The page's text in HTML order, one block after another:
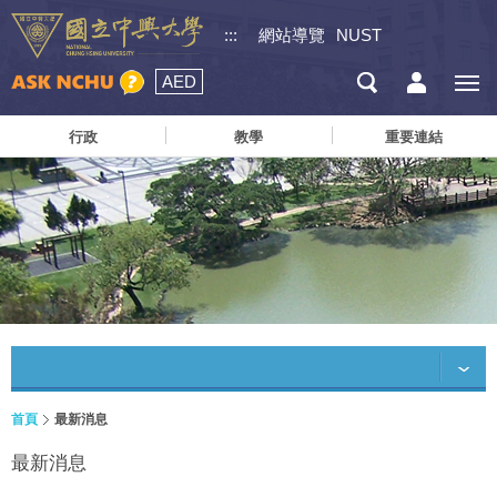
::: 網站導覽 NUST
AED
行政 教學 重要連結
首頁 最新消息
最新消息